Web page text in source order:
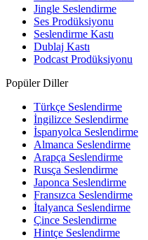
Jingle Seslendirme
Ses Prodüksiyonu
Seslendirme Kastı
Dublaj Kastı
Podcast Prodüksiyonu
Popüler Diller
Türkçe Seslendirme
İngilizce Seslendirme
İspanyolca Seslendirme
Almanca Seslendirme
Arapça Seslendirme
Rusça Seslendirme
Japonca Seslendirme
Fransızca Seslendirme
İtalyanca Seslendirme
Çince Seslendirme
Hintçe Seslendirme